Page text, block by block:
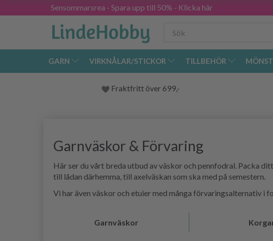
Sensommarsrea - Spara upp till 50% - Klicka här
GARN VIRKNÅLAR/STICKOR TILLBEHÖR
Fraktfritt över 699,-
Garnväskor & Förvaring
Här ser du vårt breda utbud av väskor och pennfodral. Packa
till lådan därhemma, till axelväskan som ska med på semestern.
Vi har även väskor och etuier med många förvaringsalternativ i
Garnväskor